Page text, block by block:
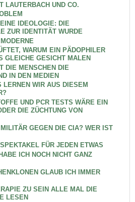
LAUTERBACH UND CO.
IDEOLOGIE: DIE
ZUR IDENTITÄT WURDE
WARUM EIN PÄDOPHILER
GLEICHE GESICHT MALEN
DIE MENSCHEN DIE
IN DEN MEDIEN
LERNEN WIR AUS DIESEM
UND PCR TESTS WÄRE EIN
DIE ZÜCHTUNG VON
GEGEN DIE CIA? WER IST
FÜR JEDEN ETWAS
ICH NOCH NICHT GANZ
GLAUB ICH IMMER
ZU SEIN ALLE MAL DIE
LESEN